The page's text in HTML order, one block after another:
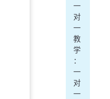
一
对
一
教
学
：
一
对
一